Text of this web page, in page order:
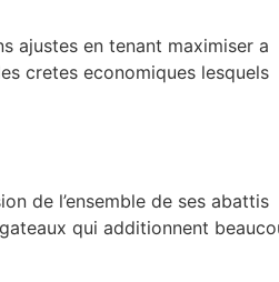
ajustes en tenant maximiser a
cretes economiques lesquels
de l’ensemble de ses abattis
qui additionnent